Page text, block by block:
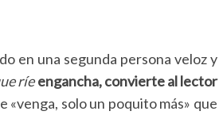
en una segunda persona veloz y
ríeengancha, convierte al lector
solo un poquito más» que